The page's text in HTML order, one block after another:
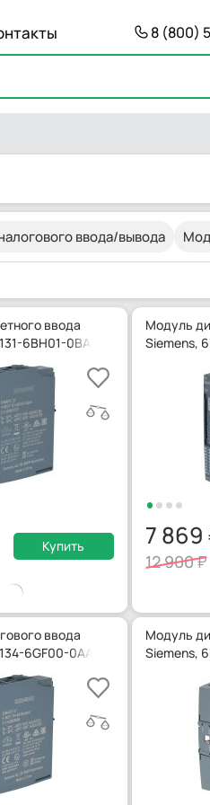
8 (800)
ввода/вывода
ввода
6BH01-0BA0
Купить
Модуль
Siemens,
7 869
12 900
ввода
6GF00-0AA1
Модуль
Siemens,